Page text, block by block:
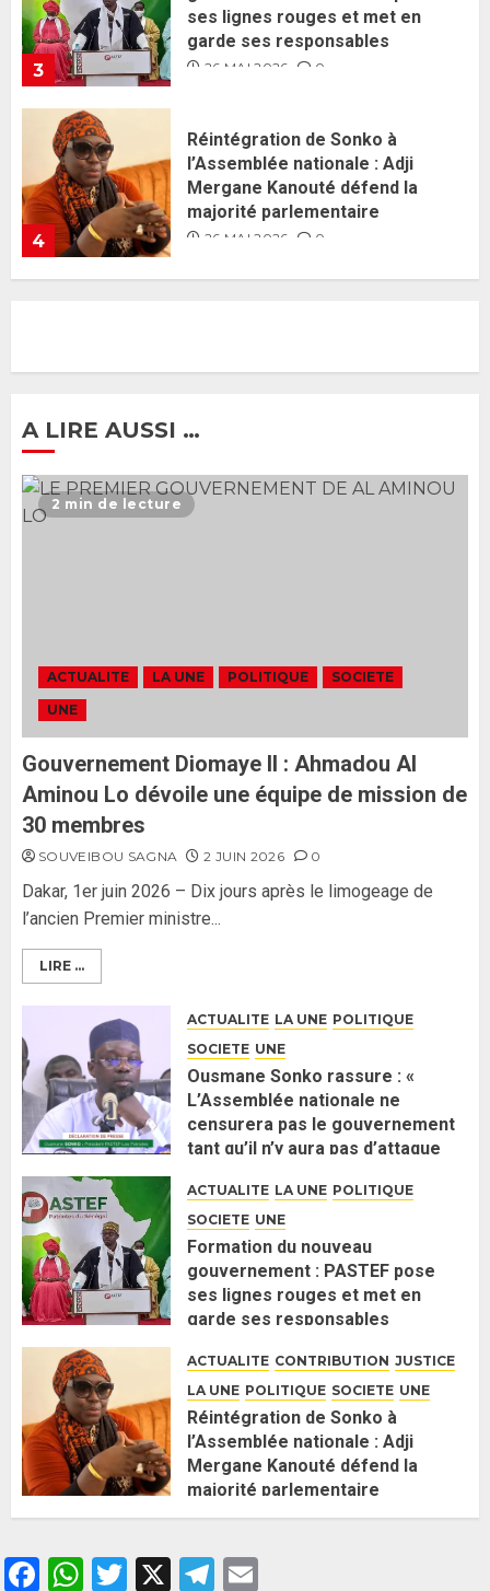
4
Mergane Kanouté défend la
majorité parlementaire
26 MAI 2026 0
5
Guy Marius Sagna inquiet après la
nomination d’Al Aminou Lo : «
J’espère me tromper »
26 MAI 2026 0
Ousmane Sonko rassure : «
L’Assemblée nationale ne
3
gouvernement : PASTEF pose
A LIRE AUSSI …
2 min de lecture
ACTUALITE LA UNE POLITIQUE
SOCIETE
UNE
Gouvernement Diomaye II : Ahmadou Al
Aminou Lo dévoile une équipe de mission de
30 membres
SOUVEIBOU SAGNA 2 JUIN 2026 0
Dakar, 1er juin 2026 – Dix jours après le limogeage de
l’ancien Premier ministre...
LIRE ...
ACTUALITE LA UNE POLITIQUE
SOCIETE UNE
Ousmane Sonko rassure : «
L’Assemblée nationale ne
censurera pas le gouvernement
tant qu’il n’y aura pas d’attaque
2 JUIN 2026 0
ACTUALITE LA UNE POLITIQUE
SOCIETE UNE
Formation du nouveau
gouvernement : PASTEF pose
ses lignes rouges et met en
garde ses responsables
ACTUALITE CONTRIBUTION JUSTICE
LA UNE POLITIQUE SOCIETE UNE
Réintégration de Sonko à
l’Assemblée nationale : Adji
Mergane Kanouté défend la
majorité parlementaire
26 MAI 2026 0
Facebook
WhatsApp
Twitter
X Telegram